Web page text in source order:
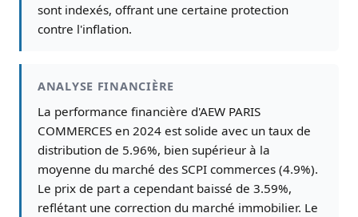
sont indexés, offrant une certaine protection
contre l'inflation.
ANALYSE FINANCIÈRE
La performance financière d'AEW PARIS
COMMERCES en 2024 est solide avec un taux de
distribution de 5.96%, bien supérieur à la
moyenne du marché des SCPI commerces (4.9%).
Le prix de part a cependant baissé de 3.59%,
reflétant une correction du marché immobilier. Le